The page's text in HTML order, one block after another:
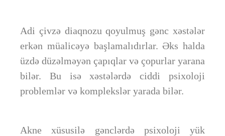
Adi çivzə diaqnozu qoyulmuş gənc xəstələr
erkən müalicəyə başlamalıdırlar. Əks halda
üzdə düzəlməyən çapıqlar və çopurlar yarana
bilər. Bu isə xəstələrdə ciddi psixoloji
problemlər və komplekslər yarada bilər.
Akne xüsusilə gənclərdə psixoloji yük